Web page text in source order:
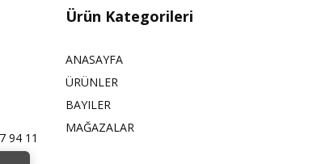
94 11
Ürün Kategorileri
ANASAYFA
ÜRÜNLER
BAYILER
MAĞAZALAR